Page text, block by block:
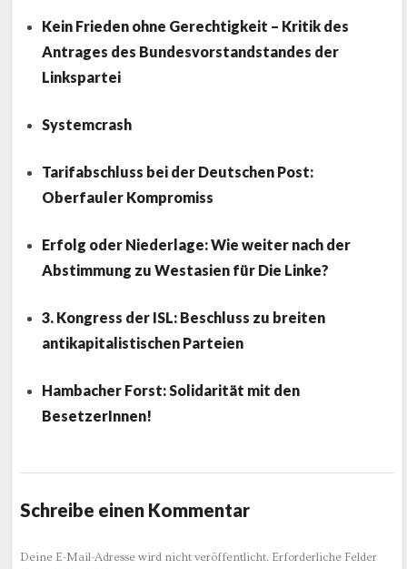
Kein Frieden ohne Gerechtigkeit – Kritik des
Antrages des Bundesvorstandstandes der
Linkspartei
Systemcrash
Tarifabschluss bei der Deutschen Post:
Oberfauler Kompromiss
Erfolg oder Niederlage: Wie weiter nach der
Abstimmung zu Westasien für Die Linke?
3. Kongress der ISL: Beschluss zu breiten
antikapitalistischen Parteien
Hambacher Forst: Solidarität mit den
BesetzerInnen!
Schreibe einen Kommentar
Deine E-Mail-Adresse wird nicht veröffentlicht. Erforderliche Felder